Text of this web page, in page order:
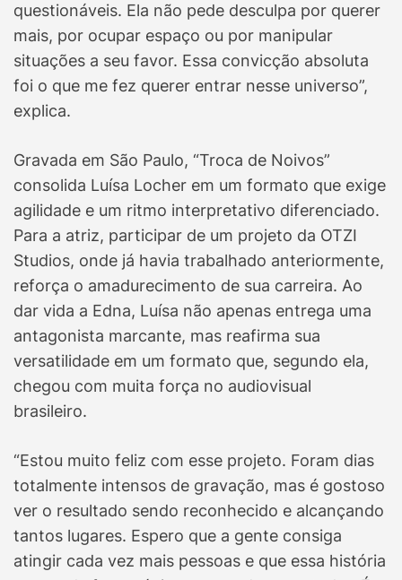
questionáveis. Ela não pede desculpa por querer
mais, por ocupar espaço ou por manipular
situações a seu favor. Essa convicção absoluta
foi o que me fez querer entrar nesse universo”,
explica.
Gravada em São Paulo, “Troca de Noivos”
consolida Luísa Locher em um formato que exige
agilidade e um ritmo interpretativo diferenciado.
Para a atriz, participar de um projeto da OTZI
Studios, onde já havia trabalhado anteriormente,
reforça o amadurecimento de sua carreira. Ao
dar vida a Edna, Luísa não apenas entrega uma
antagonista marcante, mas reafirma sua
versatilidade em um formato que, segundo ela,
chegou com muita força no audiovisual
brasileiro.
“Estou muito feliz com esse projeto. Foram dias
totalmente intensos de gravação, mas é gostoso
ver o resultado sendo reconhecido e alcançando
tantos lugares. Espero que a gente consiga
atingir cada vez mais pessoas e que essa história